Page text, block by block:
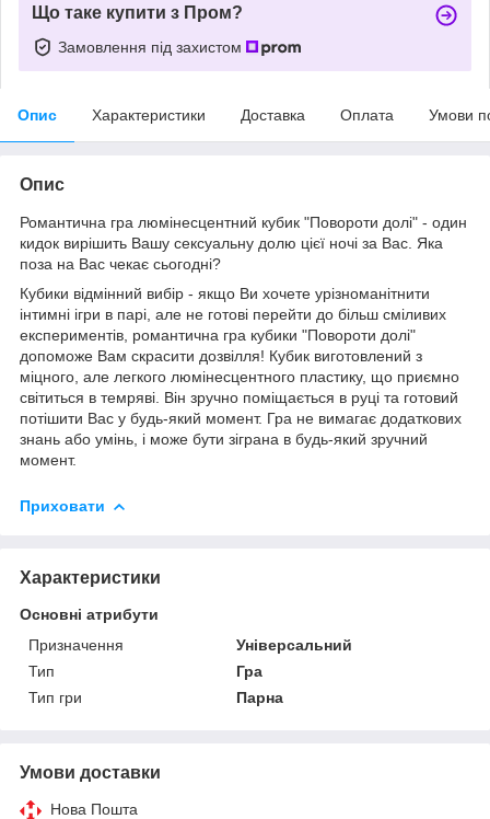
Що таке купити з Пром?
Замовлення під захистом
Опис Характеристики Доставка Оплата Умови
Опис
Романтична гра люмінесцентний кубик "Повороти долі" - один
кидок вирішить Вашу сексуальну долю цієї ночі за Вас. Яка
поза на Вас чекає сьогодні?
Кубики відмінний вибір - якщо Ви хочете урізноманітнити
інтимні ігри в парі, але не готові перейти до більш сміливих
експериментів, романтична гра кубики "Повороти долі"
допоможе Вам скрасити дозвілля! Кубик виготовлений з
міцного, але легкого люмінесцентного пластику, що приємно
світиться в темряві. Він зручно поміщається в руці та готовий
потішити Вас у будь-який момент. Гра не вимагає додаткових
знань або умінь, і може бути зіграна в будь-який зручний
момент.
Приховати
Характеристики
Основні атрибути
Призначення
Універсальний
Тип
Гра
Тип гри
Парна
Умови доставки
Нова Пошта